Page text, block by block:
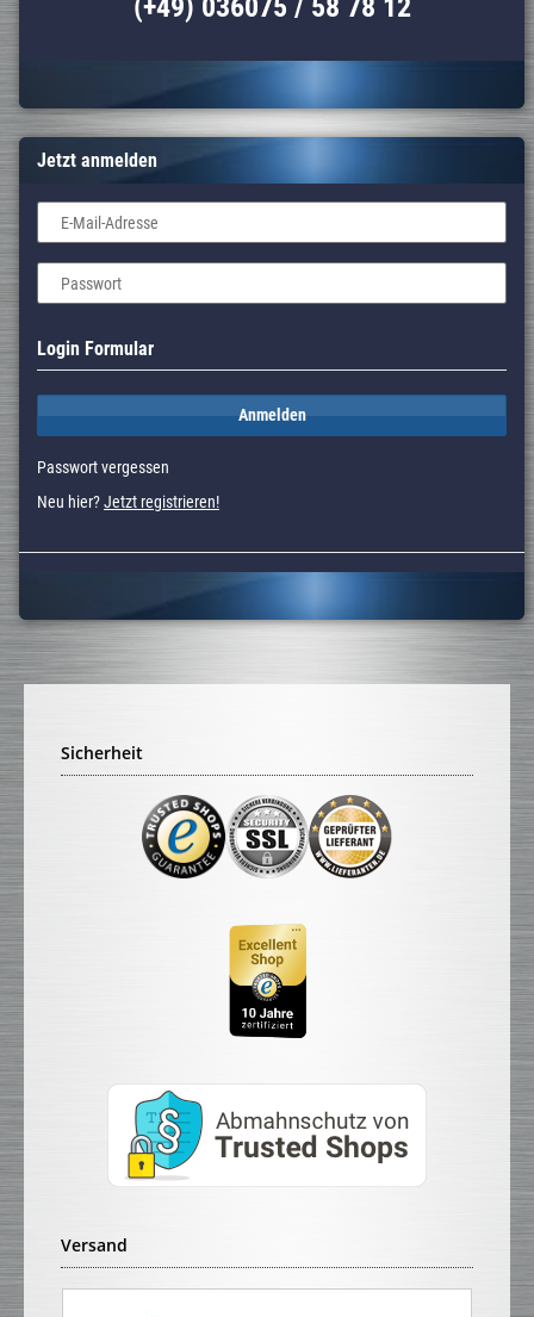
(+49) 036075 / 58 78 12
Jetzt anmelden
E-Mail-Adresse
Passwort
Login Formular
Anmelden
Passwort vergessen
Neu hier?Jetzt registrieren!
Sicherheit
Versand